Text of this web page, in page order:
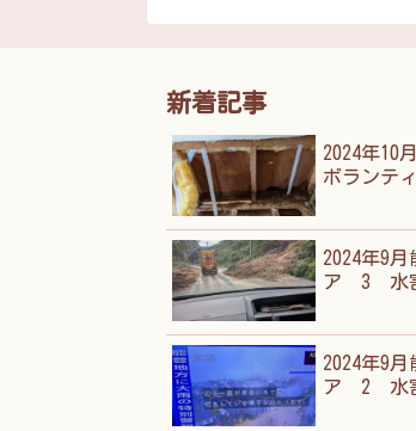
新着記事
2024年10
ボランテ
2024年9月
ア 3 水
2024年9月
ア 2 水